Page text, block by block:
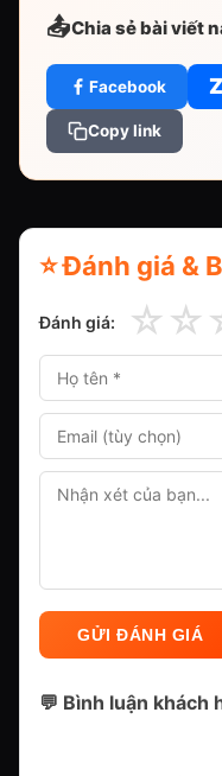
📤Chia sẻ bài viết
Facebook Z
Copy link
⭐ Đánh giá &
Đánh giá: ☆ ☆
GỬI ĐÁNH GIÁ
💬 Bình luận khách